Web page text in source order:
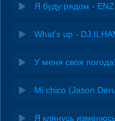
Я буду рядом -
What's up -
У меня своя
Я клянусь